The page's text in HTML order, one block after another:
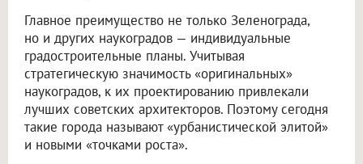
Главное преимущество не только Зеленограда,
но и других наукоградов — индивидуальные
градостроительные планы. Учитывая
стратегическую значимость «оригинальных»
наукоградов, к их проектированию привлекали
лучших советских архитекторов. Поэтому сегодня
такие города называют «урбанистической элитой»
и новыми «точками роста».